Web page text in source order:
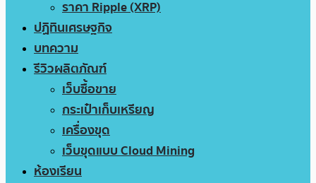
ราคา Ripple (XRP)
ปฏิทินเศรษฐกิจ
บทความ
รีวิวผลิตภัณฑ์
เว็บซื้อขาย
กระเป๋าเก็บเหรียญ
เครื่องขุด
เว็บขุดแบบ Cloud Mining
ห้องเรียน